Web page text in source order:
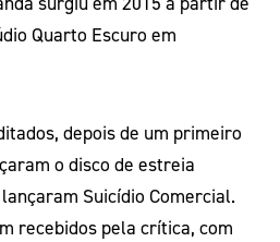
Quarto Escuro em
depois de um primeiro
o disco de estreia
Suicídio Comercial.
recebidos pela crítica, com